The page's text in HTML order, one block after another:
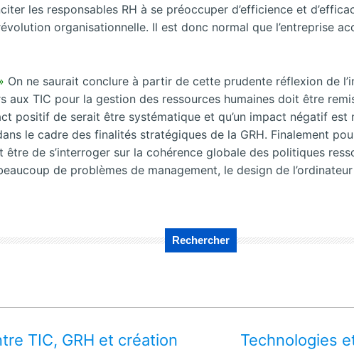
les responsables RH à se préoccuper d’efficience et
organisationnelle. Il est donc normal que l’entreprise
On ne saurait conclure à partir de cette prudente réflexion de
aux TIC pour la gestion des ressources humaines doit être
positif de serait être systématique et qu’un impact négatif
le cadre des finalités stratégiques de la GRH. Finalement
être de s’interroger sur la cohérence globale des politiques
de problèmes de management, le design de
Rechercher
TIC, GRH et création
Technologies